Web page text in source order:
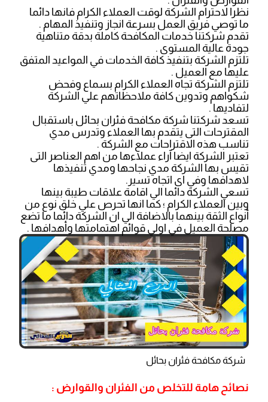
نظرا لاحترام الشركة لوقت العملاء الكرام فانها دائما
ما توصي فريق العمل بسرعة انجاز وتنفيذ المهام .
تقدم شركتنا خدمات المكافحة كاملة بدقة متناهية
جودة عالية المستوى .
تلتزم الشركة بتنفيذ كافة الخدمات في المواعيد المتفق
عليها مع العميل .
تلتزم الشركة تجاه العملاء الكرام بسماع وفحض
شكواهم وتدوين كافة ملاحظاتهم علي الشركة
لتفاديها .
تسعد شركتنا شركة مكافحة فئران بحائل باستقبال
المقترحات التى يتقدم بها العملاء وتدرس مدي
تناسب هذه الاقتراحات مع الشركة .
تعتبر الشركة ايضا آراء عملاءها من اهم العناصر التى
تقيس بها الشركة مدي نجاحها ومدي تنفيذها
لاهدافها وفي اى اتجاه تسير.
تسعي الشركة دائما الي اقامة علاقات طيبة بينها
وبين العملاء الكرام ؛ كما انها تحرص علي خلق نوع من
أنواع الثقة بينهما بالاضافة الي ان الشركة دائما ما تضع
مصلحة العميل في اولي قوائم اهتمامتها وأهدافها .
شركة مكافحة فئران بحائل
نصائح هامة للتخلص من الفئران والقوارض :